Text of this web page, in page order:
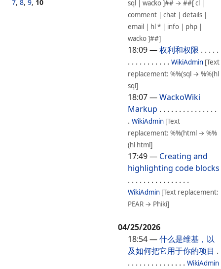
7, 8, 9, 10
sql | wacko ]## → ##[ cl |
comment | chat | details |
email | hl * | info | php |
wacko ]##]
18:09—权利和权限 . . . . .
. . . . . . . . . . . WikiAdmin [Text
replacement: %%(sql → %%(hl
sql]
18:07—WackoWiki
Markup . . . . . . . . . . . . . . .
. WikiAdmin [Text
replacement: %%(html → %%
(hl html]
17:49— Creating and
highlighting code blocks
. . . . . . . . . . . . . . . .
WikiAdmin [Text replacement:
PEAR → Phiki]
04/25/2026
18:54—什么是维基，以
及如何把它用于你的项目 .
. . . . . . . . . . . . . . . WikiAdmin